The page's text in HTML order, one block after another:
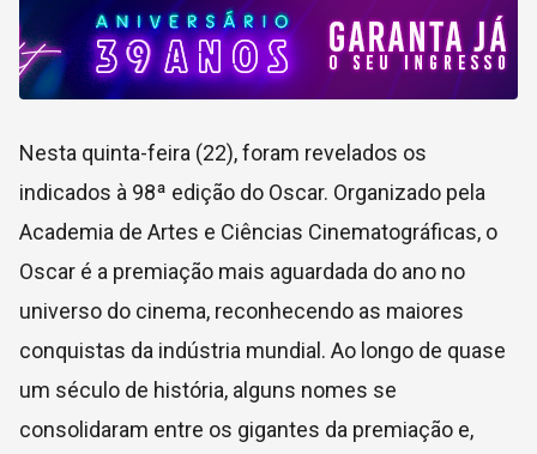
Nesta quinta-feira (22), foram revelados os
indicados à 98ª edição do Oscar. Organizado pela
Academia de Artes e Ciências Cinematográficas, o
Oscar é a premiação mais aguardada do ano no
universo do cinema, reconhecendo as maiores
conquistas da indústria mundial. Ao longo de quase
um século de história, alguns nomes se
consolidaram entre os gigantes da premiação e,